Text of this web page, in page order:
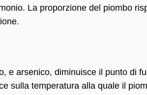
La proporzione del piombo
e arsenico, diminuisce il punto di
sulla temperatura alla quale il